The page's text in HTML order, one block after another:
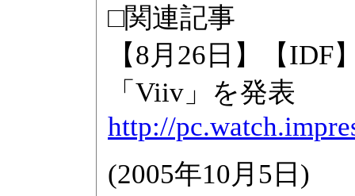
□関連記事
【8月26日】【
「Viiv」を発表
http://
(2005年10月5日 )